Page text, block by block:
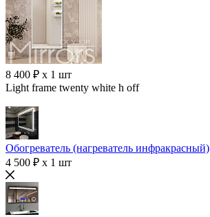
8 400 ₽ x 1 шт
Light frame twenty white h off
Обогреватель (нагреватель инфракрасный)
4 500 ₽ x 1 шт